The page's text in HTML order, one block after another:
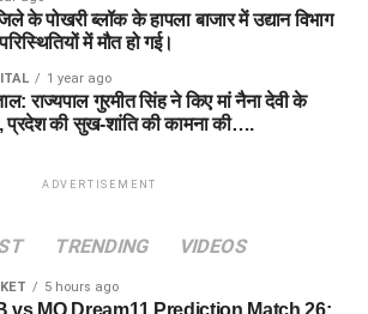
के पोखरी ब्लॉक के हापला बाजार में उद्यान विभाग
में मौत हो गई।
1 year ago
राज्यपाल गुरमीत सिंह ने किए मां नैना देवी के
प्रदेश की सुख-शांति की कामना की….
ADVERTISEMENT
TRENDING VIDEOS
5 hours ago
vs MO Dream11 Prediction Match 26: